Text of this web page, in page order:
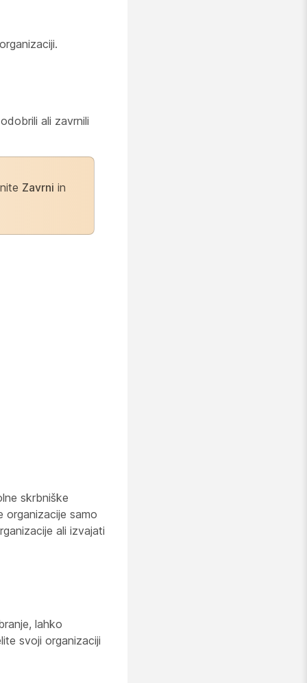
ali zavrnili
Zavrni in
skrbniške
organizacije samo
ali izvajati
lahko
svoji organizaciji